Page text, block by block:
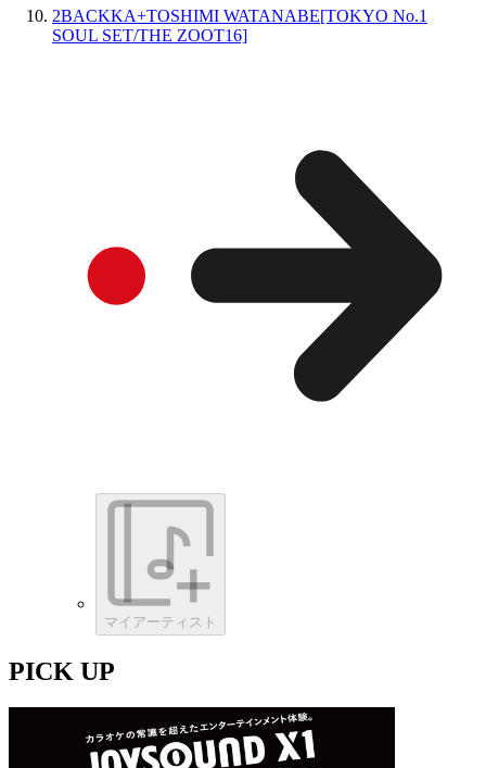
2BACKKA+TOSHIMI WATANABE[TOKYO No.1
SOUL SET/THE ZOOT16]
マイアーティスト
PICK UP